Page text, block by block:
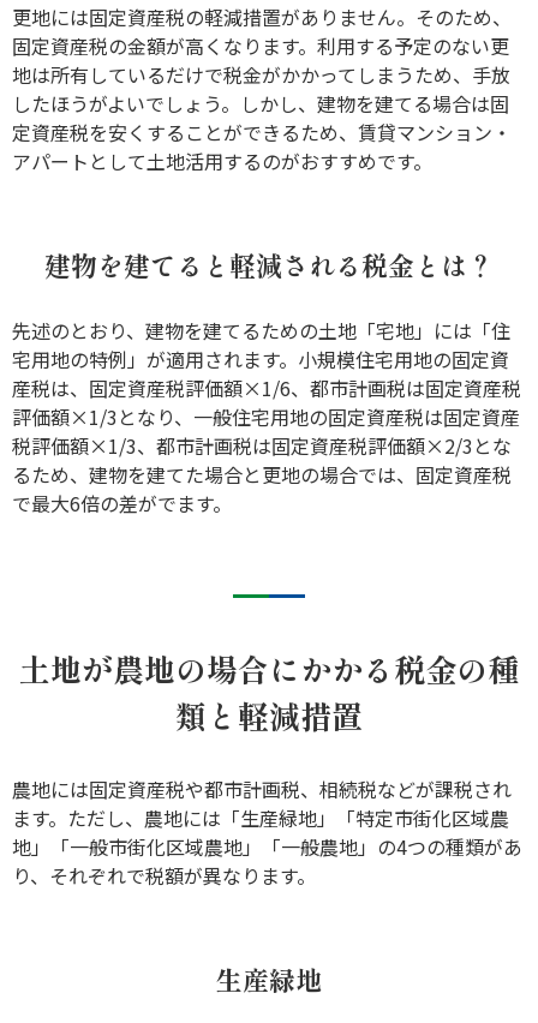
更地には固定資産税の軽減措置がありません。そのため、
固定資産税の金額が高くなります。利用する予定のない更
地は所有しているだけで税金がかかってしまうため、手放
したほうがよいでしょう。しかし、建物を建てる場合は固
定資産税を安くすることができるため、賃貸マンション・
アパートとして土地活用するのがおすすめです。
建物を建てると軽減される税金とは？
先述のとおり、建物を建てるための土地「宅地」には「住
宅用地の特例」が適用されます。小規模住宅用地の固定資
産税は、固定資産税評価額×1/6、都市計画税は固定資産税
評価額×1/3となり、一般住宅用地の固定資産税は固定資産
税評価額×1/3、都市計画税は固定資産税評価額×2/3とな
るため、建物を建てた場合と更地の場合では、固定資産税
で最大6倍の差がでます。
土地が農地の場合にかかる税金の種
類と軽減措置
農地には固定資産税や都市計画税、相続税などが課税され
ます。ただし、農地には「生産緑地」「特定市街化区域農
地」「一般市街化区域農地」「一般農地」の4つの種類があ
り、それぞれで税額が異なります。
生産緑地